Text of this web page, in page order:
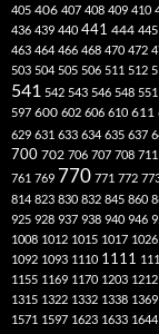
405 406 407 408 409 410
436 439 440 441 444 445
463 464 466 468 470 472
503 504 505 506 511 512
541 542 543 546 548 551
597 600 602 606 610 611
629 631 633 634 635 637
700 702 706 707 708 711
761 769 770 771 772
814 823 830 832 845 860
925 928 937 938 940 946
1008 1012 1015 1017 1026
1092 1093 1110 1111
1155 1169 1170 1203 1212
1315 1322 1332 1338 1369
1571 1597 1623 1633 1644